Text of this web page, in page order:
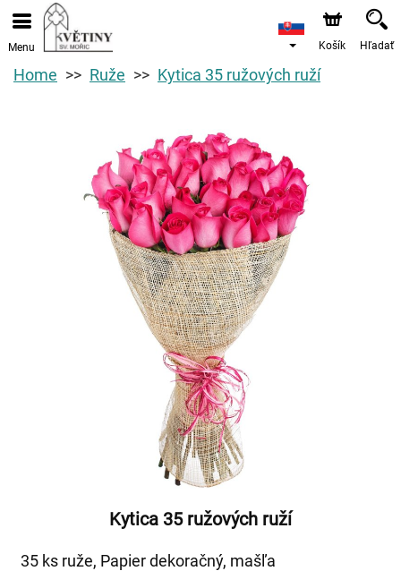
Menu Košík Hľadať
Home Ruže Kytica 35 ružových ruží
Kytica 35 ružových ruží
35 ks ruže, Papier dekoračný, mašľa